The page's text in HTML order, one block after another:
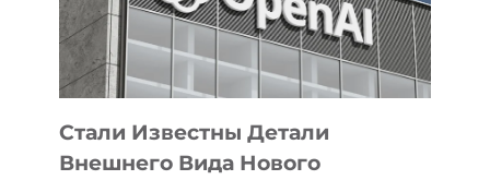
ЭКОСИСТЕМЫ
ИСКУССТВЕННОГО
ИНТЕЛЛЕКТА
Стали Известны Детали
Внешнего Вида Нового